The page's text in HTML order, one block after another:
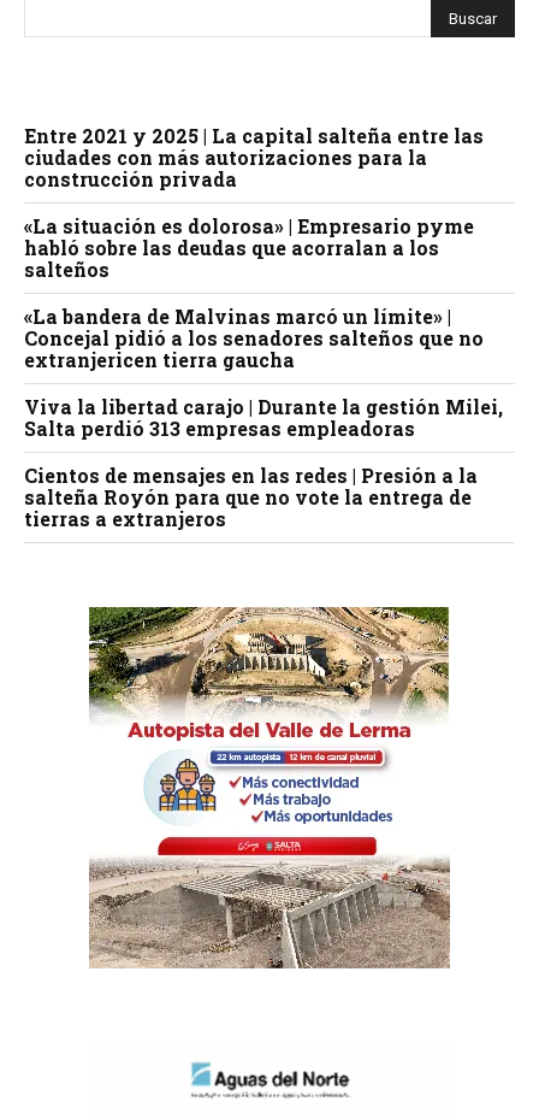
Entre 2021 y 2025 | La capital salteña entre las
ciudades con más autorizaciones para la
construcción privada
«La situación es dolorosa» | Empresario pyme
habló sobre las deudas que acorralan a los
salteños
«La bandera de Malvinas marcó un límite» |
Concejal pidió a los senadores salteños que no
extranjericen tierra gaucha
Viva la libertad carajo | Durante la gestión Milei,
Salta perdió 313 empresas empleadoras
Cientos de mensajes en las redes | Presión a la
salteña Royón para que no vote la entrega de
tierras a extranjeros